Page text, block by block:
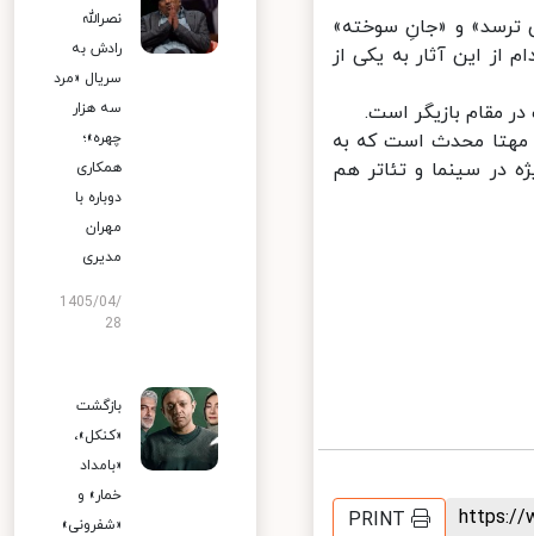
ترسد» و «جانِ سوخته»
این آثار به یکی از
مقام بازیگر است.
مهتا محدث است که به
در سینما و تئاتر هم
PRINT
نصرالله
رادش به
سریال «مرد
سه هزار
چهره»؛
همکاری
دوباره با
مهران
مدیری
1405/04/
28
بازگشت
«کنکل»،
«بامداد
خمار» و
«شفرونی»